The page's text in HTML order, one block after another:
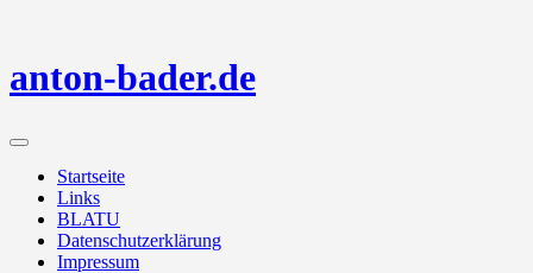
anton-bader.de
Anton
Startseite
Links
BLATU
Datenschutzerklärung
Impressum